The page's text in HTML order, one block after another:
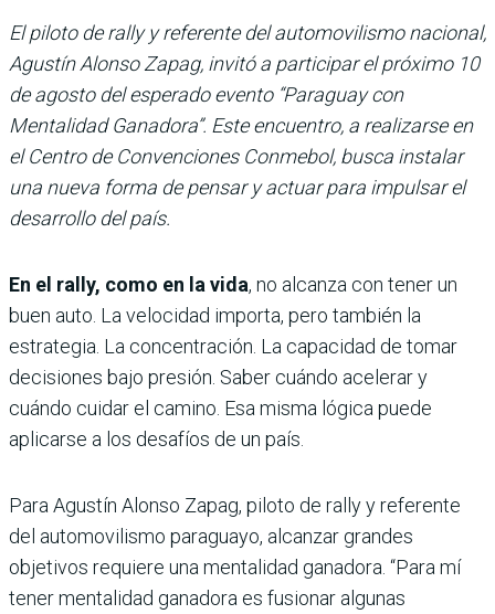
El piloto de rally y referente del automovilismo nacional,
Agustín Alonso Zapag, invitó a participar el próximo 10
de agosto del esperado evento “Paraguay con
Mentalidad Ganadora”. Este encuentro, a realizarse en
el Centro de Convenciones Conmebol, busca instalar
una nueva forma de pensar y actuar para impulsar el
desarrollo del país.
En el rally, como en la vida, no alcanza con tener un
buen auto. La velocidad importa, pero también la
estrategia. La concentración. La capacidad de tomar
decisiones bajo presión. Saber cuándo acelerar y
cuándo cuidar el camino. Esa misma lógica puede
aplicarse a los desafíos de un país.
Para Agustín Alonso Zapag, piloto de rally y referente
del automovilismo paraguayo, alcanzar grandes
objetivos requiere una mentalidad ganadora. “Para mí
tener mentalidad ganadora es fusionar algunas